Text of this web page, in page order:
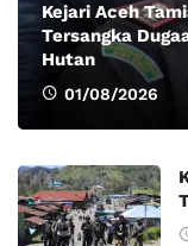
Kejari Aceh
Tersangka
Hutan
01/08/2026